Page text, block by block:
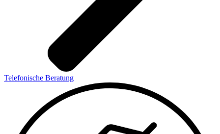
Telefonische Beratung